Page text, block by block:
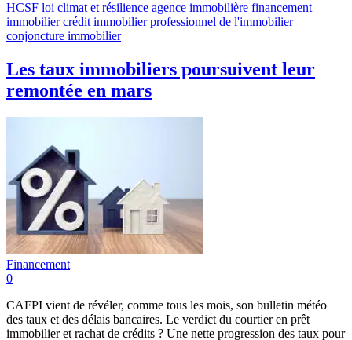
HCSF loi climat et résilience agence immobilière financement
immobilier crédit immobilier professionnel de l'immobilier
conjoncture immobilier
Les taux immobiliers poursuivent leur
remontée en mars
Financement
0
CAFPI vient de révéler, comme tous les mois, son bulletin météo
des taux et des délais bancaires. Le verdict du courtier en prêt
immobilier et rachat de crédits ? Une nette progression des taux pour